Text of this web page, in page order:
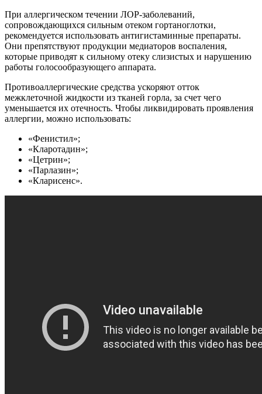
При аллергическом течении ЛОР-заболеваний,
сопровождающихся сильным отеком гортаноглотки,
рекомендуется использовать антигистаминные препараты.
Они препятствуют продукции медиаторов воспаления,
которые приводят к сильному отеку слизистых и нарушению
работы голосообразующего аппарата.
Противоаллергические средства ускоряют отток
межклеточной жидкости из тканей горла, за счет чего
уменьшается их отечность. Чтобы ликвидировать проявления
аллергии, можно использовать:
«Фенистил»;
«Кларотадин»;
«Цетрин»;
«Парлазин»;
«Кларисенс».